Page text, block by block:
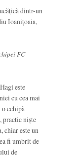
dintr-un
Ioanițoaia,
FC
este
cu cea mai
echipă
practic niște
chiar este un
fi umbrit de
de